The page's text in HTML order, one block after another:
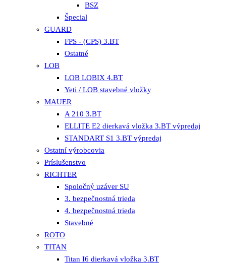
BSZ
Špecial
GUARD
FPS - (CPS) 3.BT
Ostatné
LOB
LOB LOBIX 4.BT
Yeti / LOB stavebné vložky
MAUER
A 210 3.BT
ELLITE E2 dierkavá vložka 3.BT výpredaj
STANDART S1 3.BT výpredaj
Ostatní výrobcovia
Príslušenstvo
RICHTER
Spoločný uzáver SU
3. bezpečnostná trieda
4. bezpečnostná trieda
Stavebné
ROTO
TITAN
Titan I6 dierkavá vložka 3.BT